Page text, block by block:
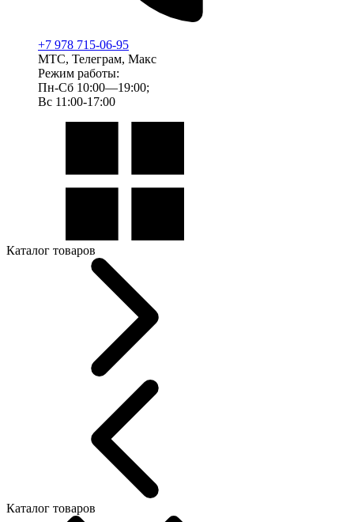
+7 978 715-06-95
МТС, Телеграм, Макс
Режим работы:
Пн-Сб 10:00—19:00;
Вс 11:00-17:00
Каталог товаров
Каталог товаров